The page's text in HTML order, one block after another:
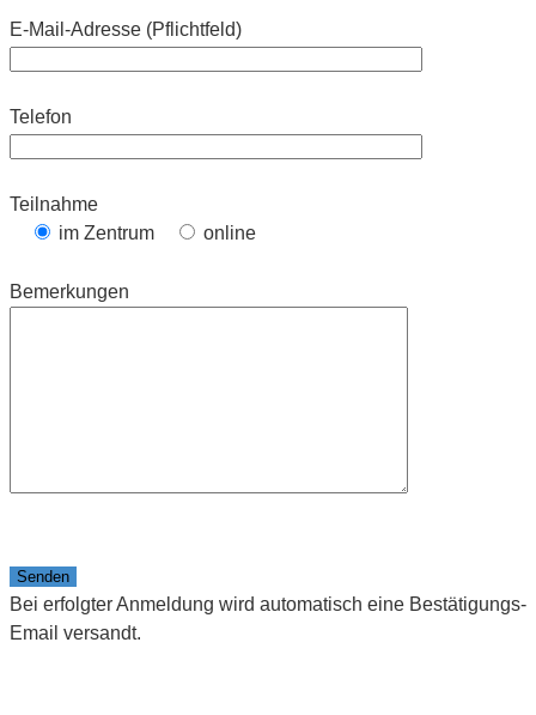
E-Mail-Adresse (Pflichtfeld)
Telefon
Teilnahme
im Zentrum
online
Bemerkungen
Bitte lasse dieses Feld leer.
Bei erfolgter Anmeldung wird automatisch eine Bestätigungs-
Email versandt.